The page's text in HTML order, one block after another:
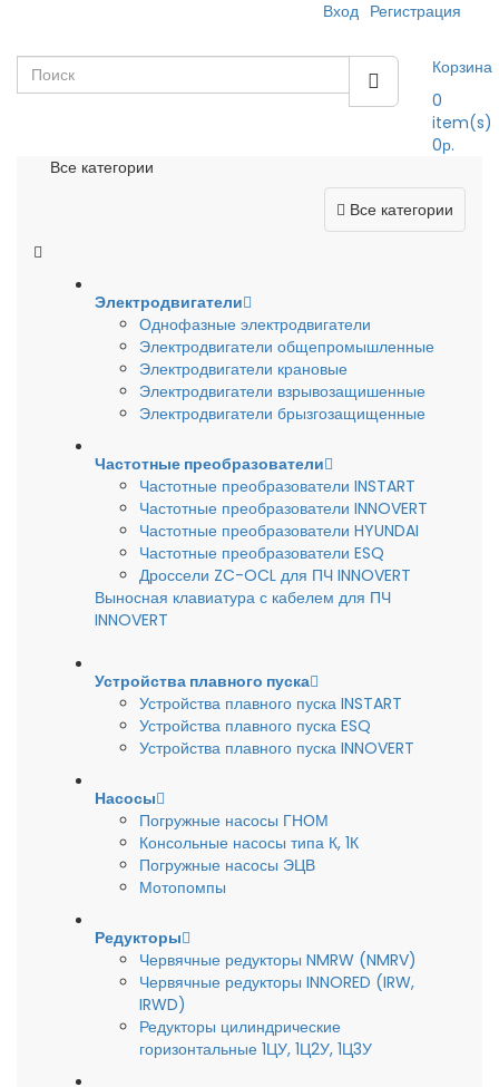
Вход Регистрация
Корзина
0
item(s)
0р.
Все категории
Все категории
Электродвигатели
Однофазные электродвигатели
Электродвигатели общепромышленные
Электродвигатели крановые
Электродвигатели взрывозащишенные
Электродвигатели брызгозащищенные
Частотные преобразователи
Частотные преобразователи INSTART
Частотные преобразователи INNOVERT
Частотные преобразователи HYUNDAI
Частотные преобразователи ESQ
Дроссели ZC-OCL для ПЧ INNOVERT
Выносная клавиатура с кабелем для ПЧ
INNOVERT
Устройства плавного пуска
Устройства плавного пуска INSTART
Устройства плавного пуска ESQ
Устройства плавного пуска INNOVERT
Насосы
Погружные насосы ГНОМ
Консольные насосы типа К, 1К
Погружные насосы ЭЦВ
Мотопомпы
Редукторы
Червячные редукторы NMRW (NMRV)
Червячные редукторы INNORED (IRW,
IRWD)
Редукторы цилиндрические
горизонтальные 1ЦУ, 1Ц2У, 1Ц3У